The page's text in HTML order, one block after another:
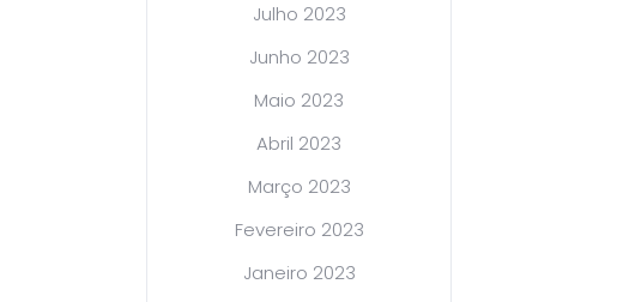
Julho 2023
Junho 2023
Maio 2023
Abril 2023
Março 2023
Fevereiro 2023
Janeiro 2023